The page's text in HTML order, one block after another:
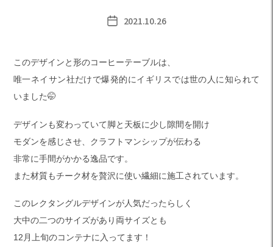
Post2021.10.26
このデザインと形のコーヒーテーブルは、
唯一ネイサン社だけで爆発的にイギリスでは世の人に知られて
いました🤭
デザインも変わっていて脚と天板に少し隙間を開け
モダンを感じさせ、クラフトマンシップが伝わる
非常に手間がかかる逸品です。
また材質もチーク材を贅沢に使い繊細に施工されています。
このレクタングルデザインが人気だったらしく
大中の二つのサイズがあり両サイズとも
12月上旬のコンテナに入ってます！